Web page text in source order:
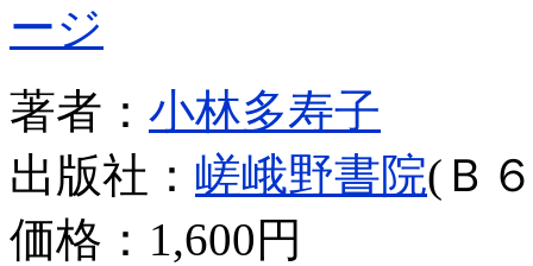
ージ
著者： 小林多寿子
出版社： 嵯峨野書院(Ｂ
価格： 1,600円